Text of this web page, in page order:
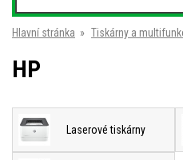
Hlavní stránka » Tiskárny a
HP
Laserové tiskárny